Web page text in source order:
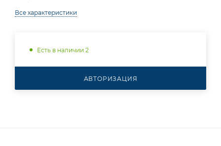
Все характеристики
Есть в наличии 2
АВТОРИЗАЦИЯ